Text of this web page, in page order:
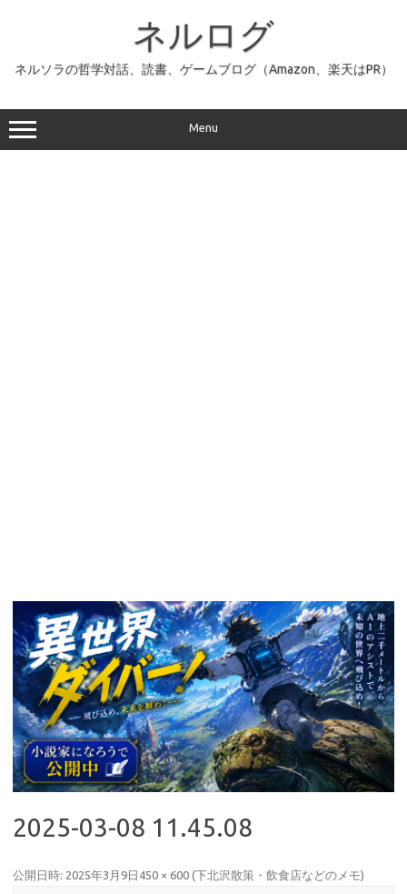
ッ
プ
ネルログ
ネルソラの哲学対話、読書、ゲームブログ（Amazon、楽天はPR）
Menu
2025-03-08 11.45.08
公開日時: 2025年3月9日 450 × 600 (下北沢散策・飲食店などのメモ)